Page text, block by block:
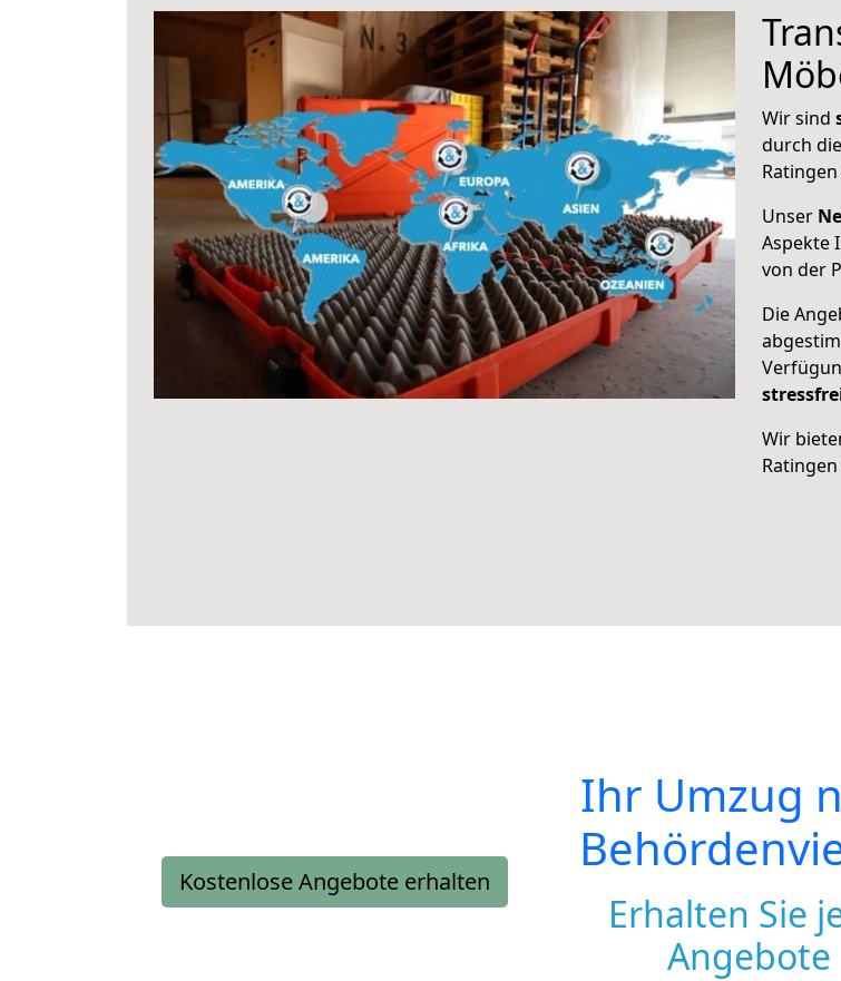
Wir sind
durch
Unser
Aspekte
von der
Die
Wir
Kostenlose Angebote erhalten
Ihr Umzug
Erhalten Sie
Angebote